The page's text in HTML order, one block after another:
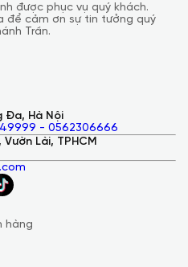
được phục vụ quý khách.
để cảm ơn sự tin tưởng quý
Trần.
Đa, Hà Nội
- 0562306666
Lài, TPHCM
hàng